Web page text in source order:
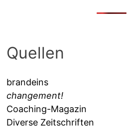
Quellen
brandeins
changement!
Coaching-Magazin
Diverse Zeitschriften